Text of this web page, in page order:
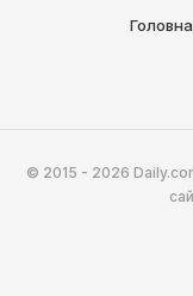
Головна
© 2015 - 2026